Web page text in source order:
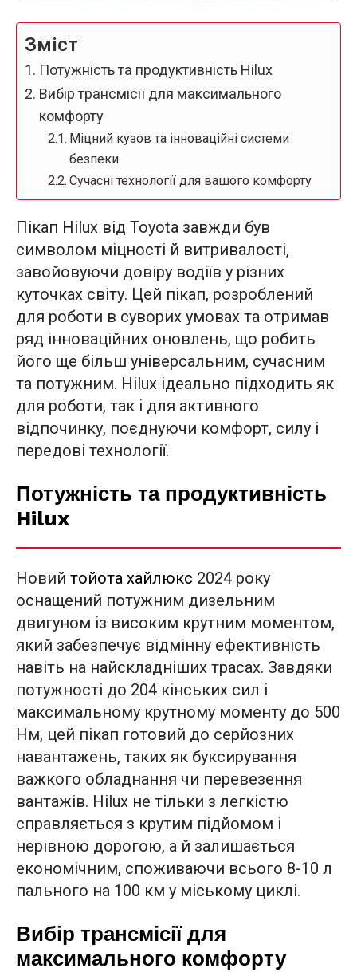
Зміст
Потужність та продуктивність Hilux
Вибір трансмісії для максимального
комфорту
Міцний кузов та інноваційні системи
безпеки
Сучасні технології для вашого комфорту
Пікап Hilux від Toyota завжди був
символом міцності й витривалості,
завойовуючи довіру водіїв у різних
куточках світу. Цей пікап, розроблений
для роботи в суворих умовах та отримав
ряд інноваційних оновлень, що робить
його ще більш універсальним, сучасним
та потужним. Hilux ідеально підходить як
для роботи, так і для активного
відпочинку, поєднуючи комфорт, силу і
передові технології.
Потужність та продуктивність
Hilux
Новий тойота хайлюкс 2024 року
оснащений потужним дизельним
двигуном із високим крутним моментом,
який забезпечує відмінну ефективність
навіть на найскладніших трасах. Завдяки
потужності до 204 кінських сил і
максимальному крутному моменту до 500
Нм, цей пікап готовий до серйозних
навантажень, таких як буксирування
важкого обладнання чи перевезення
вантажів. Hilux не тільки з легкістю
справляється з крутим підйомом і
нерівною дорогою, а й залишається
економічним, споживаючи всього 8-10 л
пального на 100 км у міському циклі.
Вибір трансмісії для
максимального комфорту